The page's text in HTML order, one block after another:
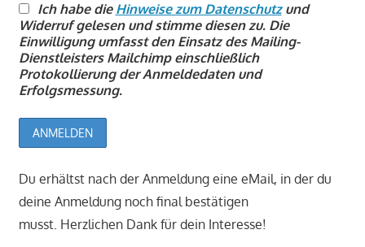
Ich habe die Hinweise zum Datenschutzund
Widerruf gelesen und stimme diesen zu. Die
Einwilligung umfasst den Einsatz des Mailing-
Dienstleisters Mailchimp einschließlich
Protokollierung der Anmeldedaten und
Erfolgsmessung.
Du erhältst nach der Anmeldung eine eMail, in der du
deine Anmeldung noch final bestätigen
musst. Herzlichen Dank für dein Interesse!